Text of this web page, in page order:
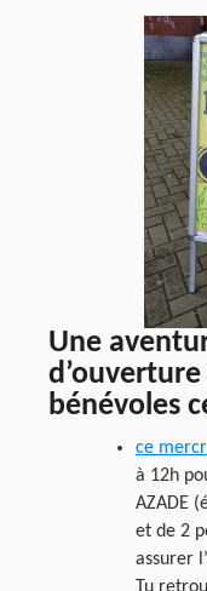
Une
bénévoles
ce
à 12h
AZADE
et de 2
assurer
Tu